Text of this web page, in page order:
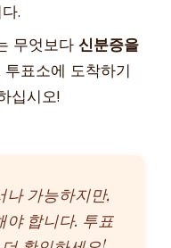
.
무엇보다신분증을
표소에 도착하기
십시오!
나 가능하지만,
야 합니다. 투표